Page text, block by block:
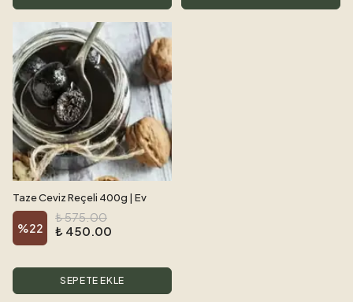
Taze Ceviz Reçeli 400g | Ev
Yapımı Ceviz Macunu | Ceviz
Tatlısı
%22
₺ 575.00
₺ 450.00
SEPETE EKLE